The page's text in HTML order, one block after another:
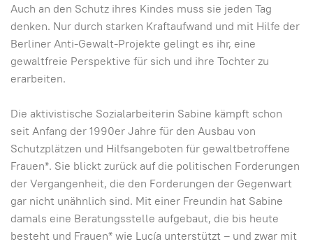
Auch an den Schutz ihres Kindes muss sie jeden Tag
denken. Nur durch starken Kraftaufwand und mit Hilfe der
Berliner Anti-Gewalt-Projekte gelingt es ihr, eine
gewaltfreie Perspektive für sich und ihre Tochter zu
erarbeiten.
Die aktivistische Sozialarbeiterin Sabine kämpft schon
seit Anfang der 1990er Jahre für den Ausbau von
Schutzplätzen und Hilfsangeboten für gewaltbetroffene
Frauen*. Sie blickt zurück auf die politischen Forderungen
der Vergangenheit, die den Forderungen der Gegenwart
gar nicht unähnlich sind. Mit einer Freundin hat Sabine
damals eine Beratungsstelle aufgebaut, die bis heute
besteht und Frauen* wie Lucía unterstützt – und zwar mit